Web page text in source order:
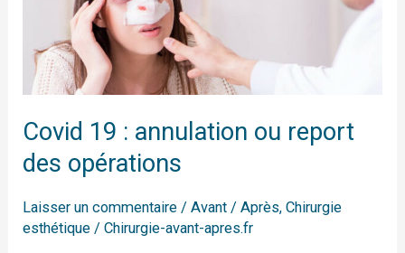
Covid 19 : annulation ou report
des opérations
Laisser un commentaire /Avant / Après,Chirurgie
esthétique /Chirurgie-avant-apres.fr
annulation
report
des
opérations